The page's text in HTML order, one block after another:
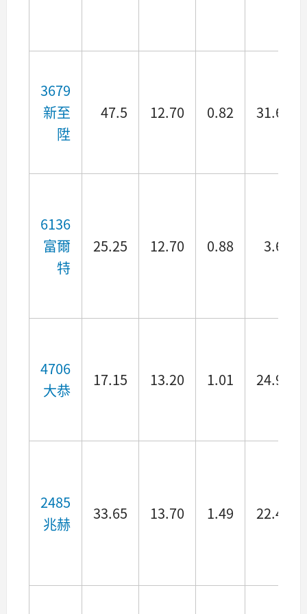
3679
新至
陞
47.5 12.70 0.82 31.63
6136
富爾
特
25.25 12.70 0.88 3.65
4706
大恭
17.15 13.20 1.01 24.95
2485
兆赫
33.65 13.70 1.49 22.47